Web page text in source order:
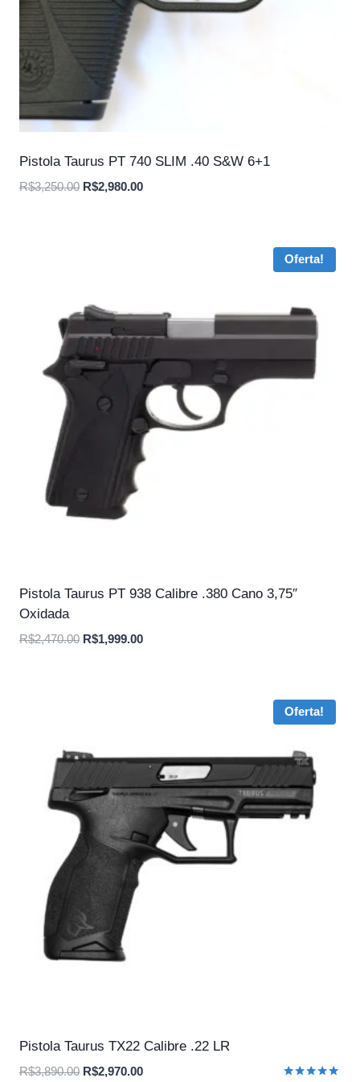
Pistola Taurus PT 740 SLIM .40 S&W 6+1
R$3,250.00 O
R$2,980.00O
Oferta!
Pistola Taurus PT 938 Calibre .380 Cano 3,75″
Oxidada
R$2,470.00 O
R$1,999.00O
Oferta!
Pistola Taurus TX22 Calibre .22 LR
R$3,890.00 O
R$2,970.00O